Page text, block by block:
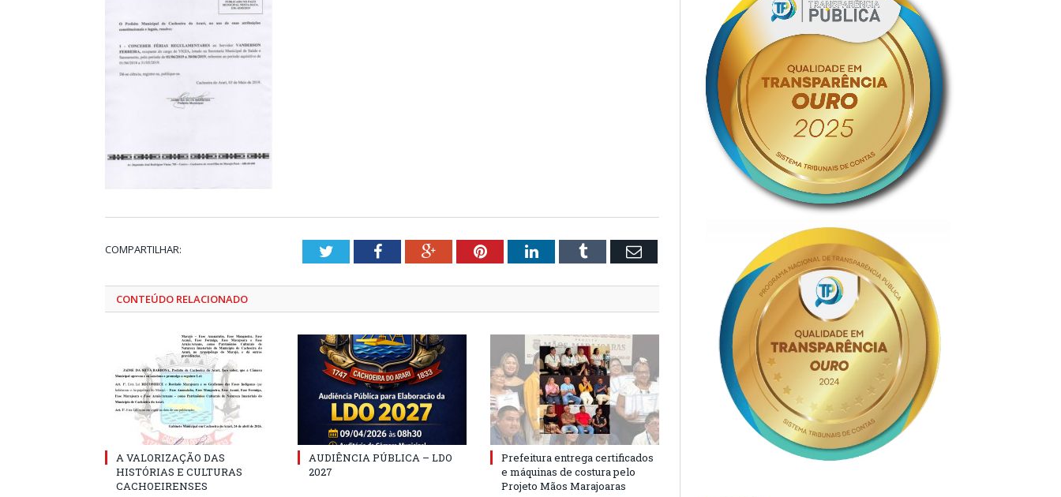
COMPARTILHAR: TwitterFacebookGoogle+PinterestLinkedInTumblr Email
CONTEÚDO RELACIONADO
A VALORIZAÇÃO DAS
HISTÓRIAS E CULTURAS
CACHOEIRENSES
AUDIÊNCIA PÚBLICA – LDO
2027
Prefeitura entrega certificados
e máquinas de costura pelo
Projeto Mãos Marajoaras